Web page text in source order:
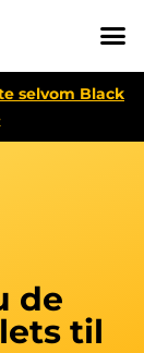
selvom Black
de
til